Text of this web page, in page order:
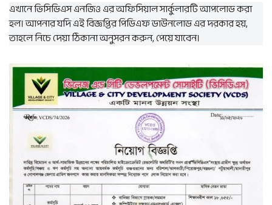
এখানে ভিসিডিএস এনজিও এর অফিসিয়াল সার্কুলারটি আপলোড করা
হল। আপনার যদি এই বিজ্ঞপ্তির পিডিএফ ডাউনলোড এর দরকার হয়,
তাহলে নিচে দেয়া ঠিকানা অনুসরন করুন, পেয়ে যাবেন।